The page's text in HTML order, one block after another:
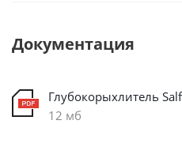
Документация
Глубокорыхлитель
12 мб